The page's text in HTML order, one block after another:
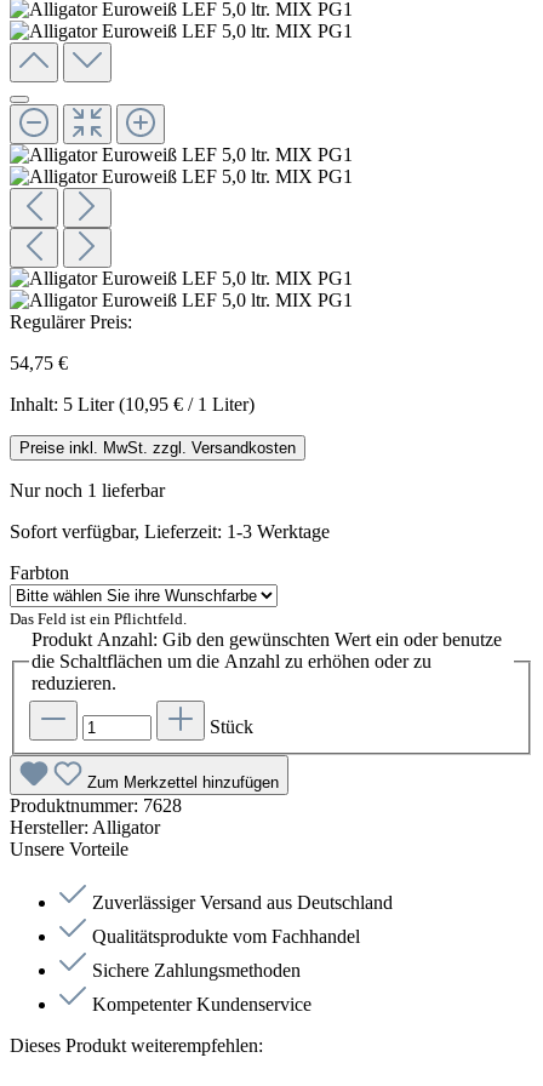
Regulärer Preis:
54,75 €
Inhalt: 5 Liter(10,95 € / 1 Liter)
Preise inkl. MwSt. zzgl. Versandkosten
Nur noch 1 lieferbar
Sofort verfügbar, Lieferzeit: 1-3 Werktage
Farbton
Das Feld ist ein Pflichtfeld.
Produkt Anzahl: Gib den gewünschten Wert ein oder benutze
die Schaltflächen um die Anzahl zu erhöhen oder zu
reduzieren.
Stück
Zum Merkzettel hinzufügen
Produktnummer: 7628
Hersteller: Alligator
Unsere Vorteile
Zuverlässiger Versand aus Deutschland
Qualitätsprodukte vom Fachhandel
Sichere Zahlungsmethoden
Kompetenter Kundenservice
Dieses Produkt weiterempfehlen: